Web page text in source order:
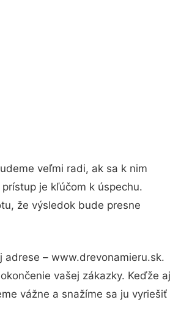
veľmi radi, ak sa k nim
je kľúčom k úspechu.
že výsledok bude presne
– www.drevonamieru.sk.
vašej zákazky. Keďže aj
vážne a snažíme sa ju vyriešiť